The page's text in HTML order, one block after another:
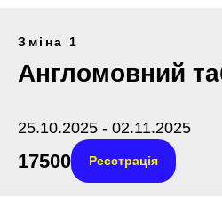
Зміна 1
Англомовний
25.10.2025 - 02.11.2025
17500 Реєстрація